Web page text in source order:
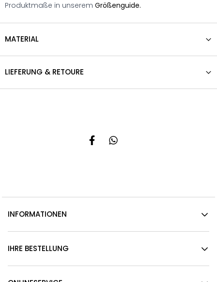
Produktmaße in unserem Größenguide.
MATERIAL
LIEFERUNG & RETOURE
INFORMATIONEN
IHRE BESTELLUNG